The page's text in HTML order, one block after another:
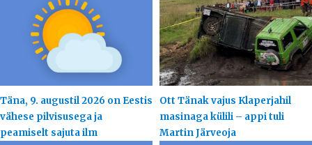
Täna, 9. augustil 2026 on Eestis
vähese pilvisusega ja
peamiselt sajuta ilm
Ott Tänak vajus Klaperjahil
masinaga külili – appi tuli
Martin Järveoja